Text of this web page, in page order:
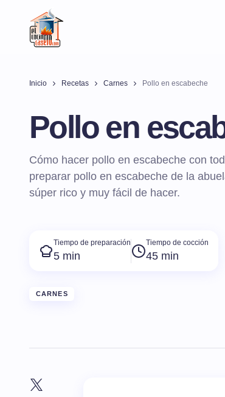
Inicio Recetas Carnes Pollo en escabeche
Pollo en
Cómo hacer pollo en escabeche con
preparar pollo en escabeche de la
súper rico y muy fácil de hacer.
Tiempo de preparación
5 min
Tiempo de cocción
45 min
CARNES